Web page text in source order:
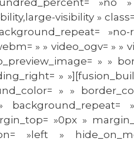
visibility »
» » video_ogv= » »
» »
»
» »
»0px »
»left »